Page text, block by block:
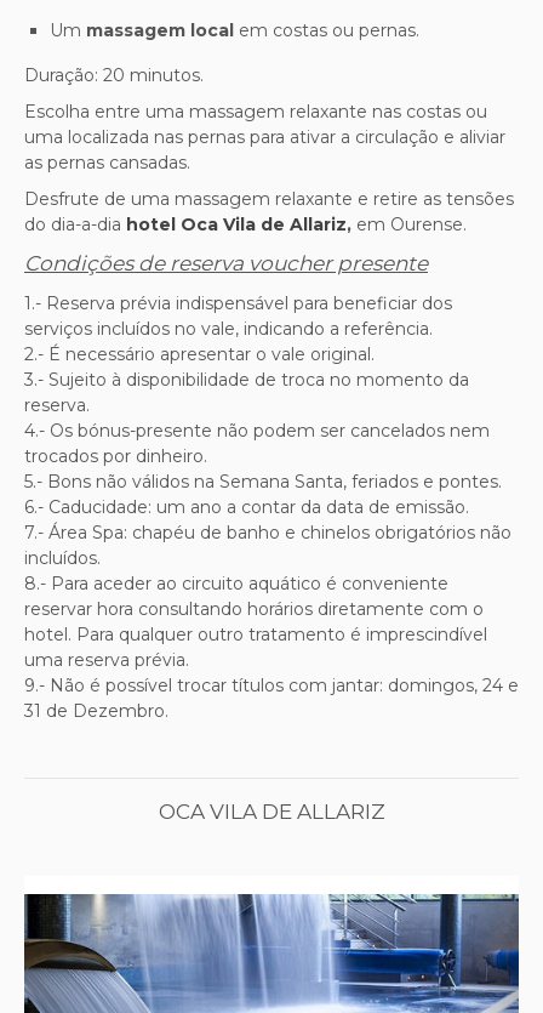
Um massagem local em costas ou pernas.
Duração: 20 minutos.
Escolha entre uma massagem relaxante nas costas ou
uma localizada nas pernas para ativar a circulação e aliviar
as pernas cansadas.
Desfrute de uma massagem relaxante e retire as tensões
do dia-a-dia hotel Oca Vila de Allariz, em Ourense.
Condições de reserva voucher presente
1.- Reserva prévia indispensável para beneficiar dos
serviços incluídos no vale, indicando a referência.
2.- É necessário apresentar o vale original.
3.- Sujeito à disponibilidade de troca no momento da
reserva.
4.- Os bónus-presente não podem ser cancelados nem
trocados por dinheiro.
5.- Bons não válidos na Semana Santa, feriados e pontes.
6.- Caducidade: um ano a contar da data de emissão.
7.- Área Spa: chapéu de banho e chinelos obrigatórios não
incluídos.
8.- Para aceder ao circuito aquático é conveniente
reservar hora consultando horários diretamente com o
hotel. Para qualquer outro tratamento é imprescindível
uma reserva prévia.
9.- Não é possível trocar títulos com jantar: domingos, 24 e
31 de Dezembro.
OCA VILA DE ALLARIZ